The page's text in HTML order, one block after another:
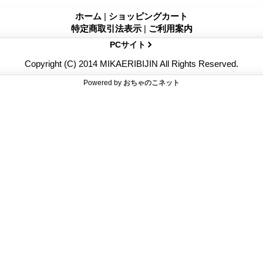
ホーム | ショッピングカート
特定商取引法表示 | ご利用案内
PCサイト
Copyright (C) 2014 MIKAERIBIJIN All Rights Reserved.
Powered by おちゃのこネット